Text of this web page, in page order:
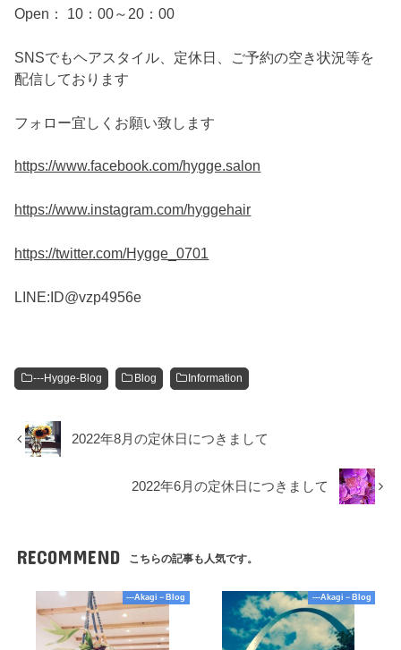
Open： 10：00～20：00
SNSでもヘアスタイル、定休日、ご予約の空き状況等を
配信しております
フォロー宜しくお願い致します
https://www.facebook.com/hygge.salon
https://www.instagram.com/hyggehair
https://twitter.com/Hygge_0701
LINE:ID@vzp4956e
---Hygge-Blog Blog Information
2022年8月の定休日につきまして
2022年6月の定休日につきまして
RECOMMEND こちらの記事も人気です。
---Akagi－Blog ---Akagi－Blog